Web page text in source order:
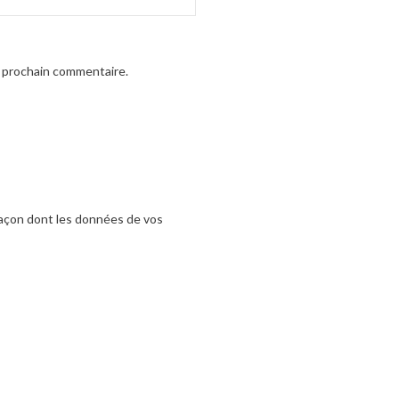
commentaire.
dont les données de vos